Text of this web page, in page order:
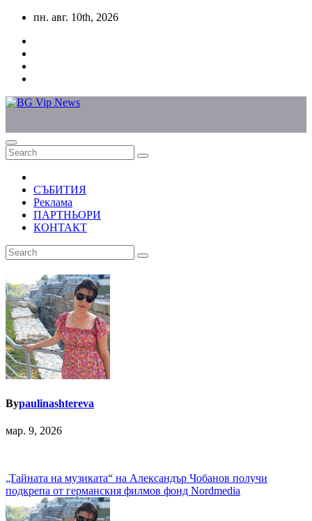
Skip
content
пн. авг. 10th, 2026
СЪБИТИЯ
Реклама
ПАРТНЬОРИ
КОНТАКТ
Bypaulinashtereva
мар. 9, 2026
Навигация
„Тайната на музиката“ на Александър Чобанов получи
подкрепа от германския филмов фонд Nordmedia